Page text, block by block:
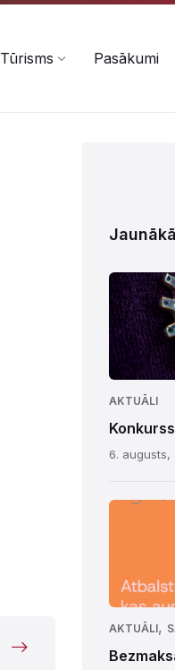
Tūrisms Pasākumi
AKTUĀLI
6. augusts,
AKTUĀLI,